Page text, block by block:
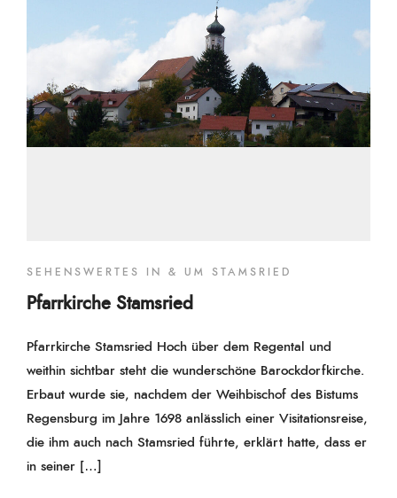
SEHENSWERTES IN & UM STAMSRIED
Pfarrkirche Stamsried
Pfarrkirche Stamsried Hoch über dem Regental und
weithin sichtbar steht die wunderschöne Barockdorfkirche.
Erbaut wurde sie, nachdem der Weihbischof des Bistums
Regensburg im Jahre 1698 anlässlich einer Visitationsreise,
die ihm auch nach Stamsried führte, erklärt hatte, dass er
in seiner […]